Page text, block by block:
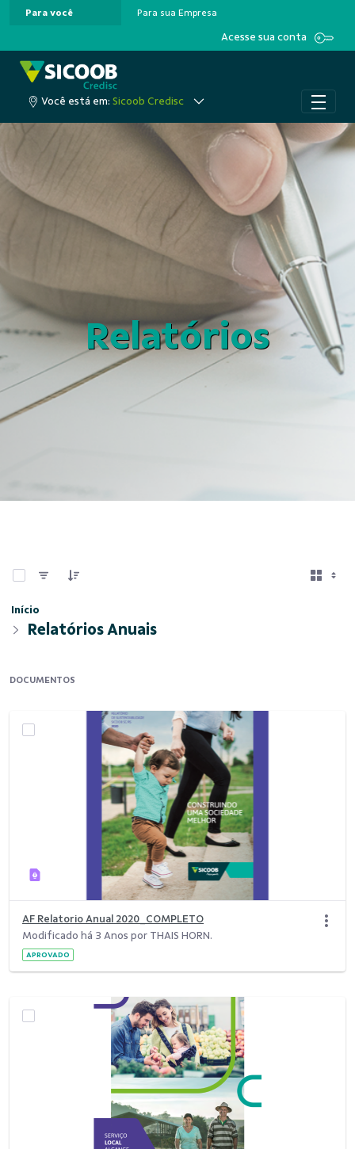
Pular para o Conteúdo principal
Para você Para sua Empresa
Acesse sua conta
Você está em: Sicoob Credisc
Relatórios
Início
Relatórios Anuais
DOCUMENTOS
AF Relatorio Anual 2020_COMPLETO
Modificado há 3 Anos por THAIS HORN.
APROVADO